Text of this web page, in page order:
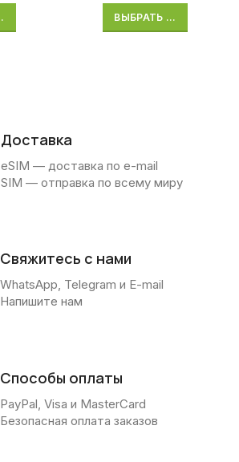
ВЫБРАТЬ ...
Доставка
eSIM — доставка по e-mail
SIM — отправка по всему миру
Свяжитесь с нами
WhatsApp, Telegram и E-mail
Напишите нам
Способы оплаты
PayPal, Visa и MasterCard
Безопасная оплата заказов